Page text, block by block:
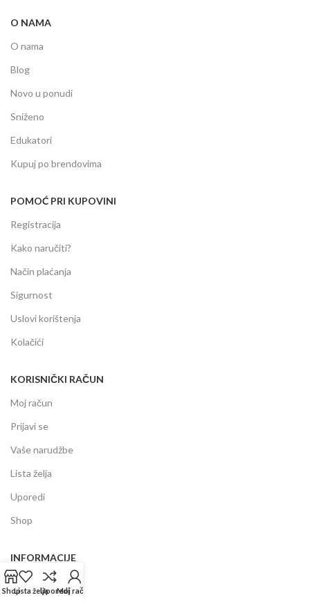
O NAMA
O nama
Blog
Novo u ponudi
Sniženo
Edukatori
Kupuj po brendovima
POMOĆ PRI KUPOVINI
Registracija
Kako naručiti?
Način plaćanja
Sigurnost
Uslovi korištenja
Kolačići
KORISNIČKI RAČUN
Moj račun
Prijavi se
Vaše narudžbe
Lista želja
Uporedi
Shop
INFORMACIJE
Prodajni centar
ShopLista željaUporediMoj račun